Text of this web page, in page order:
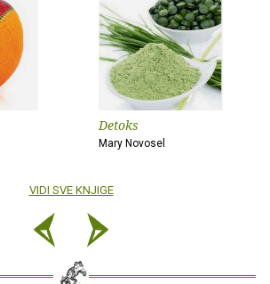
Detoks
Mary Novosel
VIDI SVE KNJIGE